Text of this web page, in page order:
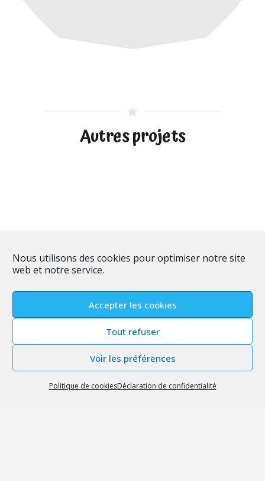
Nous utilisons des cookies pour optimiser notre site
web et notre service.
Accepter les cookies
Tout refuser
Voir les préférences
Politique de cookiesDéclaration de confidentialité
Autres projets
© 2026 – Tous droits réservés – Nahécom